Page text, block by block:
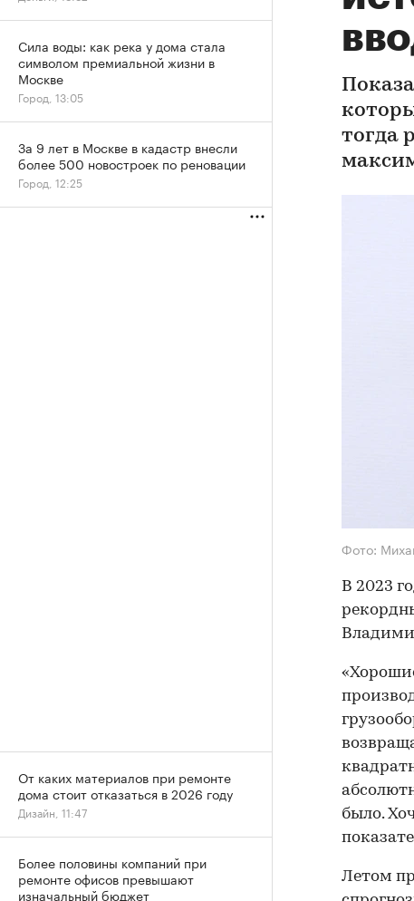
тогда
Фото:
В 2023
было.
Летом
Сила воды: как река у дома стала
символом премиальной жизни в
Москве
Город, 13:05
За 9 лет в Москве в кадастр внесли
более 500 новостроек по реновации
Город, 12:25
От каких материалов при ремонте
дома стоит отказаться в 2026 году
Дизайн, 11:47
Более половины компаний при
ремонте офисов превышают
изначальный бюджет